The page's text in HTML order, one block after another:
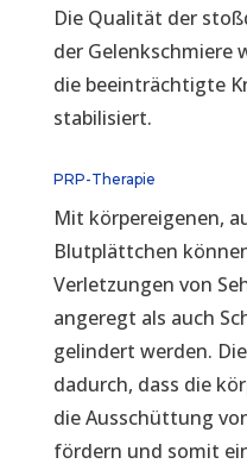
Die Qualität der
der Gelenkschmiere
die beeinträchtigte
stabilisiert.
PRP-Therapie
Mit körpereigenen,
Blutplättchen
Verletzungen von
angeregt als auch
gelindert werden.
dadurch, dass die
die Ausschüttung
fördern und somit